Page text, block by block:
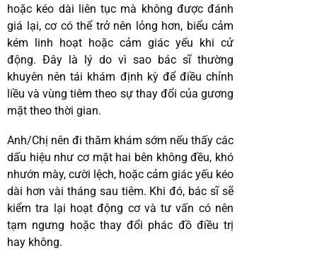
hoặc kéo dài liên tục mà không được đánh
giá lại, cơ có thể trở nên lỏng hơn, biểu cảm
kém linh hoạt hoặc cảm giác yếu khi cử
động. Đây là lý do vì sao bác sĩ thường
khuyên nên tái khám định kỳ để điều chỉnh
liều và vùng tiêm theo sự thay đổi của gương
mặt theo thời gian.
Anh/Chị nên đi thăm khám sớm nếu thấy các
dấu hiệu như cơ mặt hai bên không đều, khó
nhướn mày, cười lệch, hoặc cảm giác yếu kéo
dài hơn vài tháng sau tiêm. Khi đó, bác sĩ sẽ
kiểm tra lại hoạt động cơ và tư vấn có nên
tạm ngưng hoặc thay đổi phác đồ điều trị
hay không.